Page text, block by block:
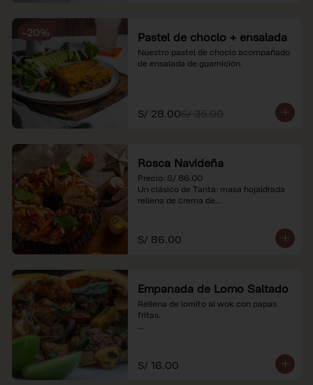
-20% Pastel de choclo + ensalada
Nuestro pastel de choclo acompañado
de ensalada de guarnición.
S/ 28.00S/ 35.00
Rosca Navideña
Precio: S/ 86.00
Un clásico de Tanta: masa hojaldrada
rellena de crema de
*Nuestros precios están expresados en
soles e incluyen impuestos de ley y
S/ 86.00
Empanada de Lomo Saltado
Rellena de lomito al wok con papas
fritas.
S/ 16.00